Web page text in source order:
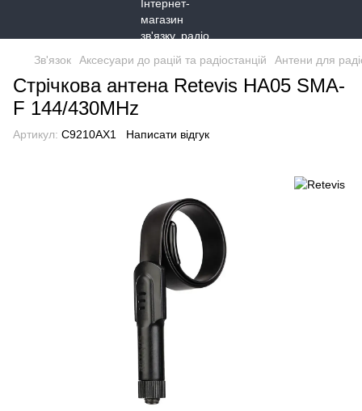
Зв'язок Аксесуари до рацій та радіостанцій Антени для
Стрічкова антена Retevis HA05 SMA-
F 144/430MHz
Артикул: C9210AX1 Написати відгук